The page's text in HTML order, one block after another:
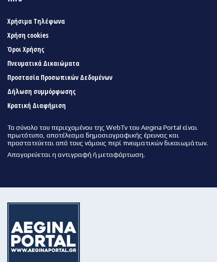
Χρήσιμα Τηλέφωνα
Χρήση cookies
Όροι Χρήσης
Πνευματικά Δικαιώματα
Προστασία Προσωπικών Δεδομένων
Δήλωση συμμόρφωσης
Κρατική Διαφήμιση
Το σύνολο του περιεχομένου της WebTv του Aegina Portal είναι
πρωτότυπο, αποτέλεσμα δημοσιογραφικής έρευνας και
προστατεύεται από τους νόμους περί πνευματικών δικαιωμάτων.
Απαγορεύεται η αντιγραφή ή μεταφόρτωση.